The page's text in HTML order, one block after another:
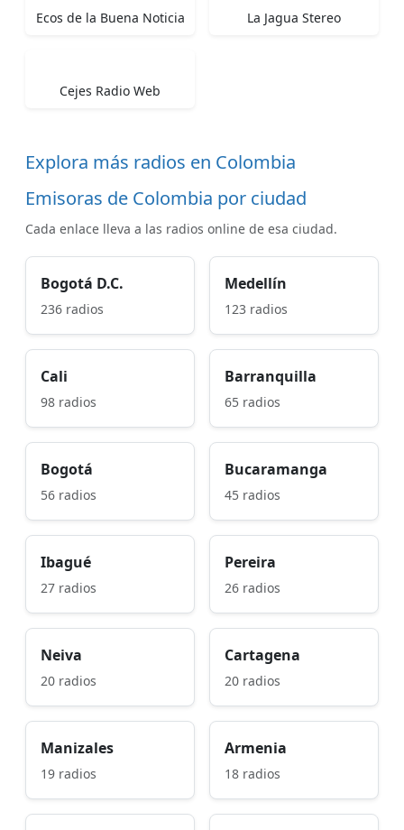
Ecos de la Buena Noticia La Jagua Stereo
Cejes Radio Web
Explora más radios en Colombia
Emisoras de Colombia por ciudad
Cada enlace lleva a las radios online de esa ciudad.
Bogotá D.C.
236 radios
Medellín
123 radios
Cali
98 radios
Barranquilla
65 radios
Bogotá
56 radios
Bucaramanga
45 radios
Ibagué
27 radios
Pereira
26 radios
Neiva
20 radios
Cartagena
20 radios
Manizales
19 radios
Armenia
18 radios